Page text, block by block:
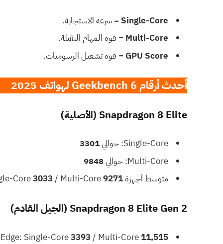
Single-Core = سرعة الاستجابة.
Multi-Core = قوة المهام الثقيلة.
GPU Score = قوة تشغيل الرسوميات.
أحدث أرقام Geekbench 6 لهواتف 2025
Snapdragon 8 Elite (الأصلية)
Single-Core: حوالي
3301
Multi-Core: حوالي
9848
متوسط أجهزة Android: Single-Core
3033 / Multi-Core9271
Snapdragon 8 Elite Gen 2 (الجيل القادم)
Single-Core3393 / Multi-Core11,515